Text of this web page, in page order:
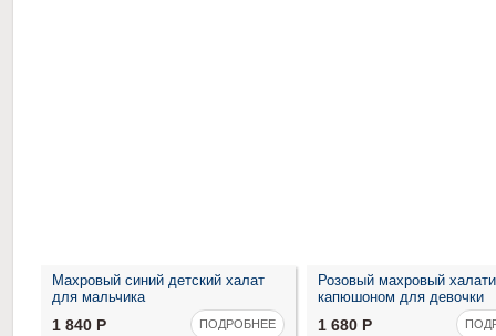
Махровый синий детский халат
для мальчика
1 840 Р ПОДРОБНЕЕ
Розовый махровый
капюшоном для девочки
1 680 Р